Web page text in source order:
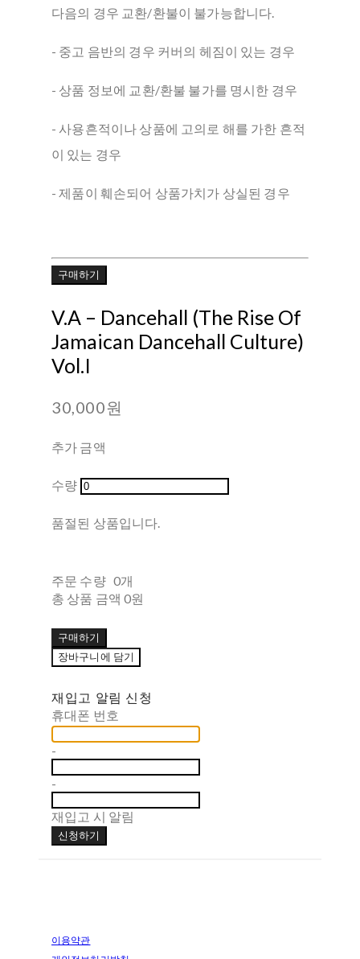
다음의 경우 교환/환불이 불가능합니다.
- 중고 음반의 경우 커버의 헤짐이 있는 경우
- 상품 정보에 교환/환불 불가를 명시한 경우
- 사용흔적이나 상품에 고의로 해를 가한 흔적
이 있는 경우
- 제품이 훼손되어 상품가치가 상실된 경우
구매하기
V.A ‎– Dancehall (The Rise Of
Jamaican Dancehall Culture)
Vol.I
30,000원
추가 금액
수량
품절된 상품입니다.
주문 수량 0개
총 상품 금액 0원
구매하기
장바구니에 담기
재입고 알림 신청
휴대폰 번호
-
-
재입고 시 알림
신청하기
이용약관